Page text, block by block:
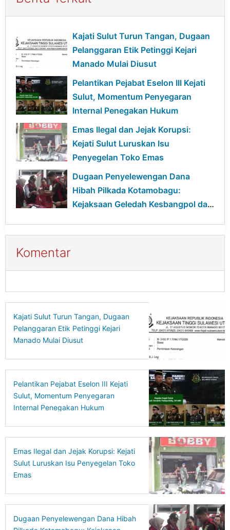
Kajati Sulut Turun Tangan, Dugaan
Pelanggaran Etik Petinggi Kejari
Manado Mulai Diusut
Pelantikan Pejabat Eselon III Kejati
Sulut, Momentum Penyegaran
Internal Penegakan Hukum
Emas Ilegal dan Jejak Korupsi:
Kejati Sulut Luruskan Isu
Penyegelan Toko Emas
Dugaan Penyelewengan Dana
Hibah Pilkada Kotamobagu:
Kejaksaan Geledah Kesbangpol dan
Komentar
Kajati Sulut Turun Tangan, Dugaan
Pelanggaran Etik Petinggi Kejari
Manado Mulai Diusut
Pelantikan Pejabat Eselon III Kejati
Sulut, Momentum Penyegaran
Internal Penegakan Hukum
Emas Ilegal dan Jejak Korupsi: Kejati
Sulut Luruskan Isu Penyegelan Toko
Emas
Dugaan Penyelewengan Dana Hibah